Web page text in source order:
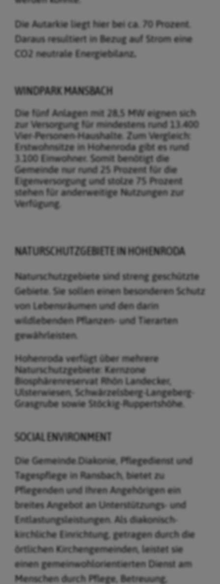
Die Autarkie liegt hier bei ca. 70 Prozent.
Daraus resultiert in Bezug auf Strom eine
CO2 neutrale Energiebilanz.
WINDPARK MANSBACH
Die fünf Anlagen mit 28,5 MW eignen sich
zur Versorgung für mindestens rund 13.400
Vier-Personen-Haushalte. Zum Vergleich:
Erstwohnsitze in Hohenroda gibt es rund
3.100 Einwohner. Somit benötigt die
Gemeinde nur rund 25 Prozent für die
Eigenversorgung und stolze 75 Prozent
stehen für anderweitige Nutzungen zur
Verfügung.
NATURSCHUTZGEBIETE IN HOHENRODA
Naturschutzgebiete sind streng geschützte
Gebiete. Sie sollen einen besonderen Schutz
von Lebensräumen und den darin
wildlebenden Pflanzen- und Tierarten
gewährleisten.
Hohenroda verfügt über mehrere
Naturschutzgebiete: Kernzone
Biosphärenreservat Rhön Landecker,
Ulsterwiesen, Schwärzelsberg-Langeberg-
Grasgrube sowie Stöckig-Ruppertshöhe.
SOCIAL ENVIRONMENT
Die Gemeinde.Diakonie, Pflegedienst und
Tagespflege in Ransbach, bietet zu
Pflegenden und Ihren Angehörigen ein
breites Angebot an Unterstützungs- und
Entlastungsleistungen. Als diakonisch-
kirchliche Einrichtung, getragen durch die
örtlichen Kirchengemeinden, leistet sie
einen gemeinwohlorientierten Dienst am
Menschen durch Pflege, Betreuung,